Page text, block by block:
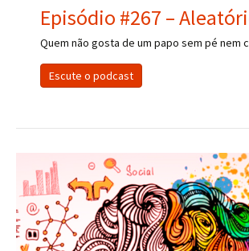
Episódio #267 –
Quem não gosta de um papo sem pé nem
Escute o podcast